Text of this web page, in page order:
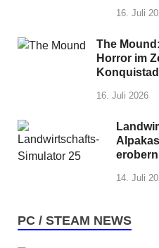
16. Juli
The
Horror im
16. Juli 2026
erobern
14. Juli
PC / STEAM NEWS